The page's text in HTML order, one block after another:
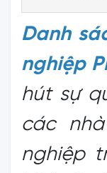
Danh
nghiệp
hút sự
các
nghiệp